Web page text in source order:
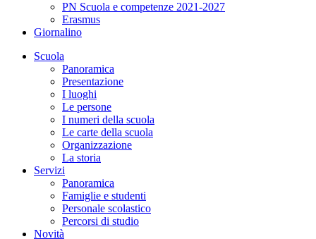
PN Scuola e competenze 2021-2027
Erasmus
Giornalino
Scuola
Panoramica
Presentazione
I luoghi
Le persone
I numeri della scuola
Le carte della scuola
Organizzazione
La storia
Servizi
Panoramica
Famiglie e studenti
Personale scolastico
Percorsi di studio
Novità